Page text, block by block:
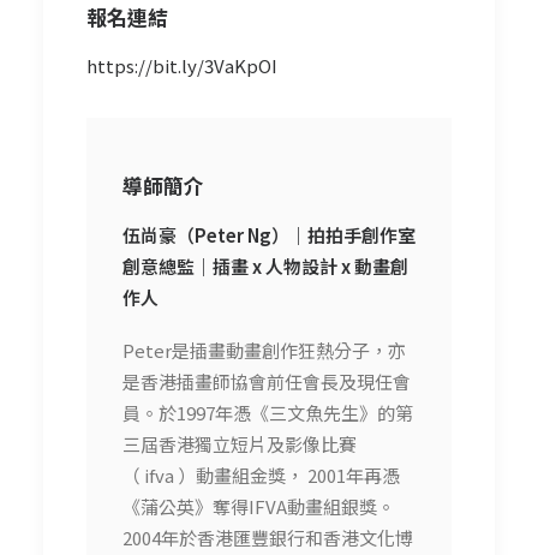
報名連結
https://bit.ly/3VaKpOI
導師簡介
伍尚豪（Peter Ng）｜ 拍拍手創作室
創意總監｜ 插畫 x 人物設計 x 動畫創
作人
Peter是插畫動畫創作狂熱分子，亦
是香港插畫師協會前任會長及現任會
員。於1997年憑《三文魚先生》的第
三屆香港獨立短片及影像比賽
（ ifva ）動畫組金獎， 2001年再憑
《蒲公英》奪得IFVA動畫組銀獎。
2004年於香港匯豐銀行和香港文化博